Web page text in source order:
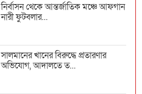
নির্বাসন থেকে আন্তর্জাতিক মঞ্চে আফগান
নারী ফুটবলার...
সালমানের খানের বিরুদ্ধে প্রতারণার
অভিযোগ, আদালতে ত...